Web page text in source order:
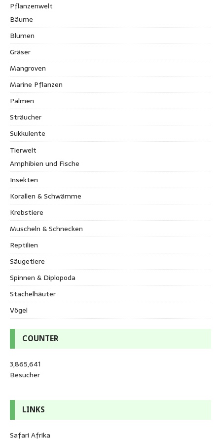
Pflanzenwelt
Bäume
Blumen
Gräser
Mangroven
Marine Pflanzen
Palmen
Sträucher
Sukkulente
Tierwelt
Amphibien und Fische
Insekten
Korallen & Schwämme
Krebstiere
Muscheln & Schnecken
Reptilien
Säugetiere
Spinnen & Diplopoda
Stachelhäuter
Vögel
COUNTER
3,865,641
Besucher
LINKS
Safari Afrika